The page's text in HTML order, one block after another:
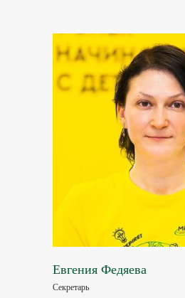
Евгения Федяева
Секретарь
Остались вопросы?
Свяжитесь с нами